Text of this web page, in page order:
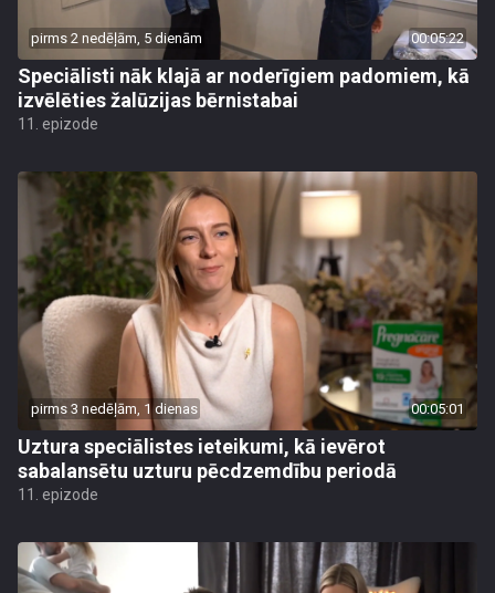
pirms 2 nedēļām, 5 dienām 00:05:22
Speciālisti nāk klajā ar noderīgiem padomiem, kā
izvēlēties žalūzijas bērnistabai
11. epizode
pirms 3 nedēļām, 1 dienas 00:05:01
Uztura speciālistes ieteikumi, kā ievērot
sabalansētu uzturu pēcdzemdību periodā
11. epizode